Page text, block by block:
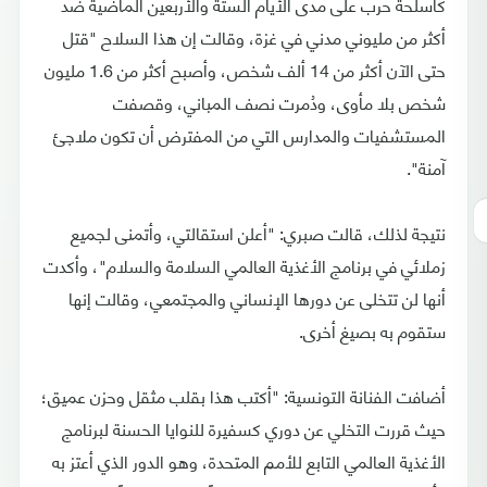
أكثر من مليوني مدني في غزة، وقالت إن هذا السلاح "قتل
حتى الآن أكثر من 14 ألف شخص، وأصبح أكثر من 1.6 مليون
شخص بلا مأوى، ودُمرت نصف المباني، وقصفت
المستشفيات والمدارس التي من المفترض أن تكون ملاجئ
آمنة".
نتيجة لذلك، قالت صبري: "أعلن استقالتي، وأتمنى لجميع
زملائي في برنامج الأغذية العالمي السلامة والسلام"، وأكدت
أنها لن تتخلى عن دورها الإنساني والمجتمعي، وقالت إنها
ستقوم به بصيغ أخرى.
أضافت الفنانة التونسية: "أكتب هذا بقلب مثقل وحزن عميق؛
حيث قررت التخلي عن دوري كسفيرة للنوايا الحسنة لبرنامج
الأغذية العالمي التابع للأمم المتحدة، وهو الدور الذي أعتز به